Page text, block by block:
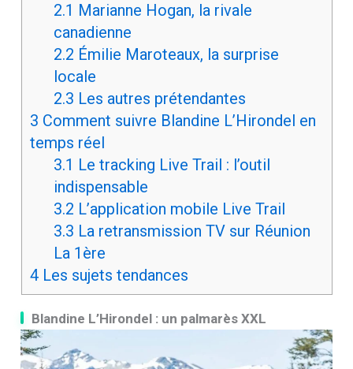
2.1 Marianne Hogan, la rivale
canadienne
2.2 Émilie Maroteaux, la surprise
locale
2.3 Les autres prétendantes
3 Comment suivre Blandine L’Hirondel en
temps réel
3.1 Le tracking Live Trail : l’outil
indispensable
3.2 L’application mobile Live Trail
3.3 La retransmission TV sur Réunion
La 1ère
4Les sujets tendances
Blandine L’Hirondel : un palmarès XXL